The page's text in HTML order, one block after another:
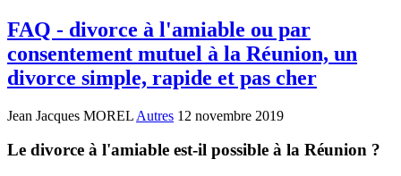
FAQ - divorce à l'amiable ou par
consentement mutuel à la Réunion, un
divorce simple, rapide et pas cher
Jean Jacques MOREL Autres 12 novembre 2019
Le divorce à l'amiable est-il possible à la Réunion ?